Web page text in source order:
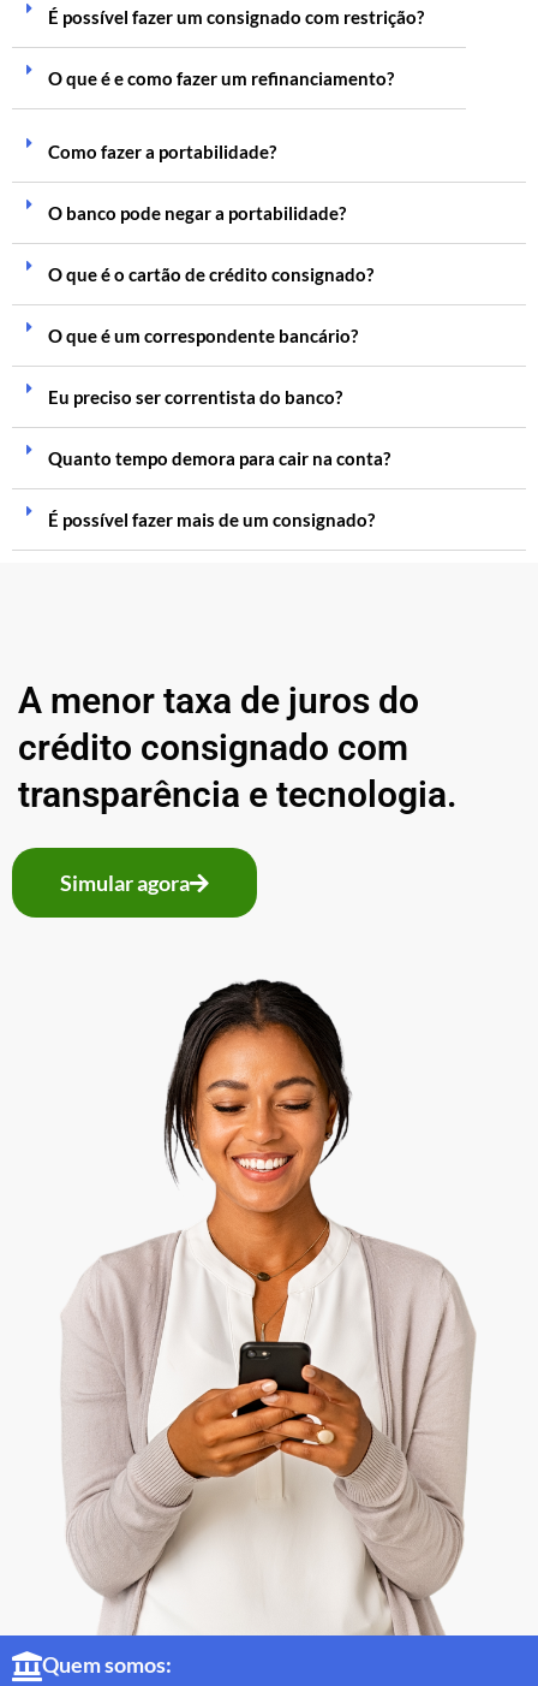
É possível fazer um consignado com restrição?
O que é e como fazer um refinanciamento?
Como fazer a portabilidade?
O banco pode negar a portabilidade?
O que é o cartão de crédito consignado?
O que é um correspondente bancário?
Eu preciso ser correntista do banco?
Quanto tempo demora para cair na conta?
É possível fazer mais de um consignado?
A menor taxa de juros do
crédito consignado com
transparência e tecnologia.
Simular agora
Quem somos: